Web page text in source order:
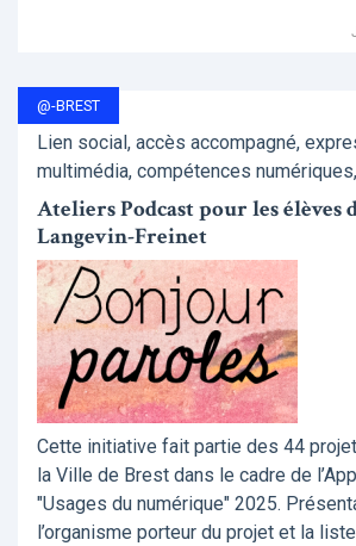
@-BREST
Lien social, accès accompagné,
multimédia, compétences
Ateliers Podcast pour les élèves
Langevin-Freinet
Cette initiative fait partie des 44
la Ville de Brest dans le cadre de
"Usages du numérique" 2025.
l’organisme porteur du projet et la